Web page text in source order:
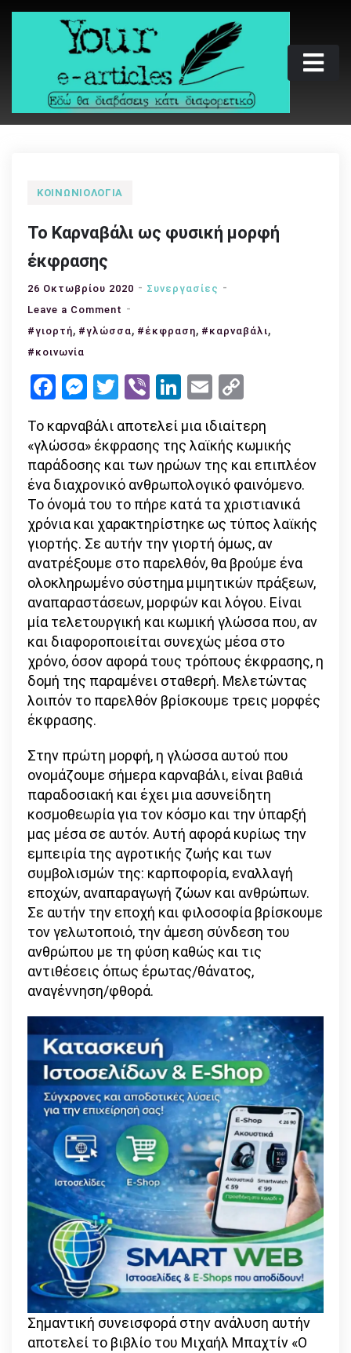
Skip
Your e-articles
Εδώ θα διαβάσεις κάτι διαφορετικό
ΚΟΙΝΩΝΙΟΛΟΓΊΑ
Το Καρναβάλι ως φυσική μορφή
έκφρασης
26 Οκτωβρίου 2020
Συνεργασίες
Leave a Comment on
Το
φυσική
έκφρασης
#γιορτή, #γλώσσα, #έκφραση, #καρναβάλι,
#κοινωνία
Facebook
Messenger
Twitter
ViberLinkedIn
Email
Το καρναβάλι αποτελεί μια ιδιαίτερη
«γλώσσα» έκφρασης της λαϊκής κωμικής
παράδοσης και των ηρώων της και επιπλέον
ένα διαχρονικό ανθρωπολογικό φαινόμενο.
Το όνομά του το πήρε κατά τα χριστιανικά
χρόνια και χαρακτηρίστηκε ως τύπος λαϊκής
γιορτής. Σε αυτήν την γιορτή όμως, αν
ανατρέξουμε στο παρελθόν, θα βρούμε ένα
ολοκληρωμένο σύστημα μιμητικών πράξεων,
αναπαραστάσεων, μορφών και λόγου. Είναι
μία τελετουργική και κωμική γλώσσα που, αν
και διαφοροποιείται συνεχώς μέσα στο
χρόνο, όσον αφορά τους τρόπους έκφρασης, η
δομή της παραμένει σταθερή. Μελετώντας
λοιπόν το παρελθόν βρίσκουμε τρεις μορφές
έκφρασης.
Στην πρώτη μορφή, η γλώσσα αυτού που
ονομάζουμε σήμερα καρναβάλι, είναι βαθιά
παραδοσιακή και έχει μια ασυνείδητη
κοσμοθεωρία για τον κόσμο και την ύπαρξή
μας μέσα σε αυτόν. Αυτή αφορά κυρίως την
εμπειρία της αγροτικής ζωής και των
συμβολισμών της: καρποφορία, εναλλαγή
εποχών, αναπαραγωγή ζώων και ανθρώπων.
Σε αυτήν την εποχή και φιλοσοφία βρίσκουμε
τον γελωτοποιό, την άμεση σύνδεση του
ανθρώπου με τη φύση καθώς και τις
αντιθέσεις όπως έρωτας/θάνατος,
αναγέννηση/φθορά.
Σημαντική συνεισφορά στην ανάλυση αυτήν
αποτελεί το βιβλίο του Μιχαήλ Μπαχτίν «Ο